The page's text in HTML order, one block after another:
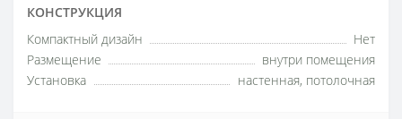
КОНСТРУКЦИЯ
Компактный дизайн
Нет
Размещение
внутри помещения
Установка
настенная, потолочная